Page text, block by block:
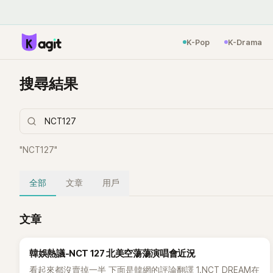
K-Pop K-Drama
搜尋結果
"NCT127"
全部 文章 用戶
文章
韓娛熱議-NCT 127 北美空蕩蕩演唱會近況
看起來都沒賣掉一半 下面是韓網的評論翻譯 1.NCT DREAM在